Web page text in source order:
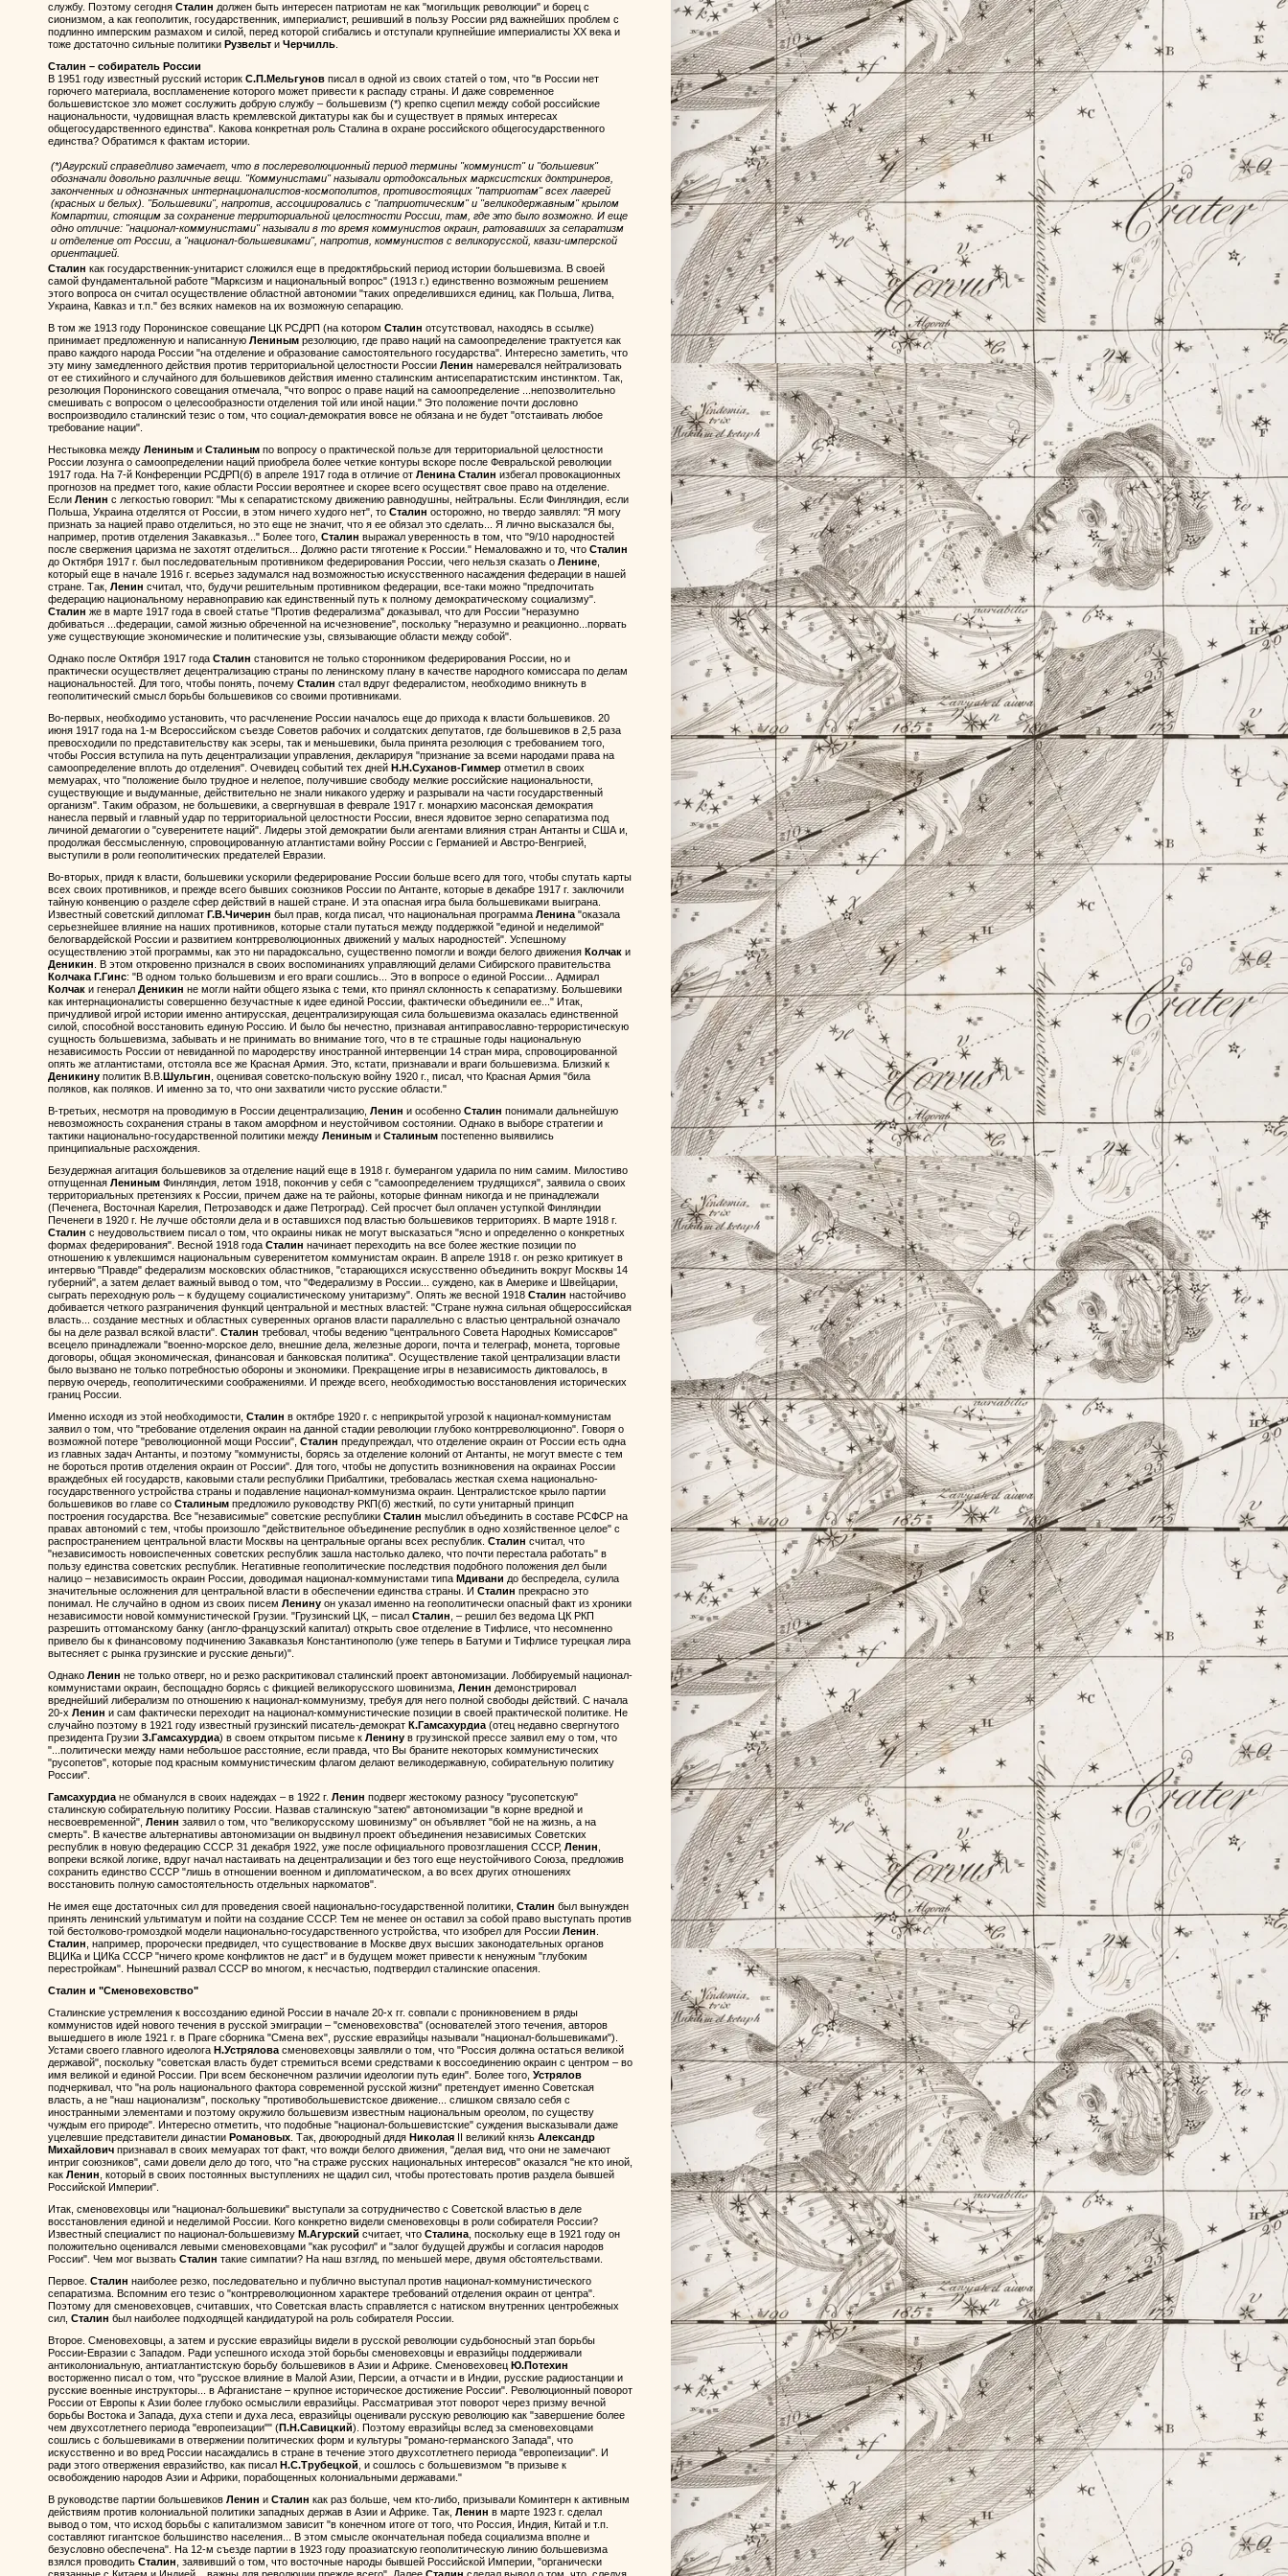
службу. Поэтому сегодня Сталин должен быть интересен патриотам не как "могильщик революции" и борец с
сионизмом, а как геополитик, государственник, империалист, решивший в пользу России ряд важнейших проблем с
подлинно имперским размахом и силой, перед которой сгибались и отступали крупнейшие империалисты ХХ века и
тоже достаточно сильные политики Рузвельт и Черчилль
Сталин – собиратель России
В 1951 году известный русский историк С.П.Мельгунов писал в одной из своих статей о том, что "в России нет
горючего материала, воспламенение которого может привести к распаду страны. И даже современное
большевистское зло может сослужить добрую службу – большевизм (*) крепко сцепил между собой российские
национальности, чудовищная власть кремлевской диктатуры как бы и существует в прямых интересах
общегосударственного единства". Какова конкретная роль Сталина в охране российского общегосударственного
единства? Обратимся к фактам истории.
(*)Агурский справедливо замечает, что в послереволюционный период термины "коммунист" и "большевик"
обозначали довольно различные вещи. "Коммунистами" называли ортодоксальных марксистских доктринеров,
законченных и однозначных интернационалистов-космополитов, противостоящих "патриотам" всех лагерей
(красных и белых). "Большевики", напротив, ассоциировались с "патриотическим" и "великодержавным" крылом
Компартии, стоящим за сохранение территориальной целостности России, там, где это было возможно. И еще
одно отличие: "национал-коммунистами" называли в то время коммунистов окраин, ратовавших за сепаратизм
и отделение от России, а "национал-большевиками", напротив, коммунистов с великорусской, квази-имперской
ориентацией.
Сталин как государственник-унитарист сложился еще в предоктябрьский период истории большевизма. В своей
самой фундаментальной работе "Марксизм и национальный вопрос" (1913 г.) единственно возможным решением
этого вопроса он считал осуществление областной автономии "таких определившихся единиц, как Польша, Литва,
Украина, Кавказ и т.п." без всяких намеков на их возможную сепарацию.
В том же 1913 году Поронинское совещание ЦК РСДРП (на котором Сталин отсутствовал, находясь в ссылке)
принимает предложенную и написанную Лениным резолюцию, где право наций на самоопределение трактуется как
право каждого народа России "на отделение и образование самостоятельного государства". Интересно заметить, что
эту мину замедленного действия против территориальной целостности России Ленин намеревался нейтрализовать
от ее стихийного и случайного для большевиков действия именно сталинским антисепаратистским инстинктом. Так,
резолюция Поронинского совещания отмечала, "что вопрос о праве наций на самоопределение ...непозволительно
смешивать с вопросом о целесообразности отделения той или иной нации." Это положение почти дословно
воспроизводило сталинский тезис о том, что социал-демократия вовсе не обязана и не будет "отстаивать любое
требование нации".
Нестыковка между Лениным и Сталиным по вопросу о практической пользе для территориальной целостности
России лозунга о самоопределении наций приобрела более четкие контуры вскоре после Февральской революции
1917 года. На 7-й Конференции РСДРП(б) в апреле 1917 года в отличие от Ленина Сталин избегал провокационных
прогнозов на предмет того, какие области России вероятнее и скорее всего осуществят свое право на отделение.
Если Ленин с легкостью говорил: "Мы к сепаратистскому движению равнодушны, нейтральны. Если Финляндия, если
Польша, Украина отделятся от России, в этом ничего худого нет", то Сталин осторожно, но твердо заявлял: "Я могу
признать за нацией право отделиться, но это еще не значит, что я ее обязал это сделать... Я лично высказался бы,
например, против отделения Закавказья..." Более того, Сталин выражал уверенность в том, что "9/10 народностей
после свержения царизма не захотят отделиться... Должно расти тяготение к России." Немаловажно и то, что Сталин
до Октября 1917 г. был последовательным противником федерирования России, чего нельзя сказать о Ленине
который еще в начале 1916 г. всерьез задумался над возможностью искусственного насаждения федерации в нашей
стране. Так, Ленин считал, что, будучи решительным противником федерации, все-таки можно "предпочитать
федерацию национальному неравноправию как единственный путь к полному демократическому социализму".
Сталин же в марте 1917 года в своей статье "Против федерализма" доказывал, что для России "неразумно
добиваться ...федерации, самой жизнью обреченной на исчезновение", поскольку "неразумно и реакционно...порвать
уже существующие экономические и политические узы, связывающие области между собой".
Однако после Октября 1917 года Сталин становится не только сторонником федерирования России, но и
практически осуществляет децентрализацию страны по ленинскому плану в качестве народного комиссара по делам
национальностей. Для того, чтобы понять, почему Сталин стал вдруг федералистом, необходимо вникнуть в
геополитический смысл борьбы большевиков со своими противниками.
Во-первых, необходимо установить, что расчленение России началось еще до прихода к власти большевиков. 20
июня 1917 года на 1-м Всероссийском съезде Советов рабочих и солдатских депутатов, где большевиков в 2,5 раза
превосходили по представительству как эсеры, так и меньшевики, была принята резолюция с требованием того,
чтобы Россия вступила на путь децентрализации управления, декларируя "признание за всеми народами права на
самоопределение вплоть до отделения". Очевидец событий тех дней Н.Н.Суханов-Гиммер отметил в своих
мемуарах, что "положение было трудное и нелепое, получившие свободу мелкие российские национальности,
существующие и выдуманные, действительно не знали никакого удержу и разрывали на части государственный
организм". Таким образом, не большевики, а свергнувшая в феврале 1917 г. монархию масонская демократия
нанесла первый и главный удар по территориальной целостности России, внеся ядовитое зерно сепаратизма под
личиной демагогии о "суверенитете наций". Лидеры этой демократии были агентами влияния стран Антанты и США и,
продолжая бессмысленную, спровоцированную атлантистами войну России с Германией и Австро-Венгрией,
выступили в роли геополитических предателей Евразии.
Во-вторых, придя к власти, большевики ускорили федерирование России больше всего для того, чтобы спутать карты
всех своих противников, и прежде всего бывших союзников России по Антанте, которые в декабре 1917 г. заключили
тайную конвенцию о разделе сфер действий в нашей стране. И эта опасная игра была большевиками выиграна.
Известный советский дипломат Г.В.Чичерин был прав, когда писал, что национальная программа Ленина "оказала
серьезнейшее влияние на наших противников, которые стали путаться между поддержкой "единой и неделимой"
белогвардейской России и развитием контрреволюционных движений у малых народностей". Успешному
осуществлению этой программы, как это ни парадоксально, существенно помогли и вожди белого движения Колчак и
Деникин . В этом откровенно признался в своих воспоминаниях управляющий делами Сибирского правительства
Колчака Г.Гинс: "В одном только большевизм и его враги сошлись... Это в вопросе о единой России... Адмирал
Колчак и генерал Деникин не могли найти общего языка с теми, кто принял склонность к сепаратизму. Большевики
как интернационалисты совершенно безучастные к идее единой России, фактически объединили ее..." Итак,
причудливой игрой истории именно антирусская, децентрализирующая сила большевизма оказалась единственной
силой, способной восстановить единую Россию. И было бы нечестно, признавая антиправославно-террористическую
сущность большевизма, забывать и не принимать во внимание того, что в те страшные годы национальную
независимость России от невиданной по мародерству иностранной интервенции 14 стран мира, спровоцированной
опять же атлантистами, отстояла все же Красная Армия. Это, кстати, признавали и враги большевизма. Близкий к
Деникину политик В.В. Шульгин , оценивая советско-польскую войну 1920 г., писал, что Красная Армия "била
поляков, как поляков. И именно за то, что они захватили чисто русские области."
В-третьих, несмотря на проводимую в России децентрализацию, Ленин и особенно Сталин понимали дальнейшую
невозможность сохранения страны в таком аморфном и неустойчивом состоянии. Однако в выборе стратегии и
тактики национально-государственной политики между Лениным и Сталиным постепенно выявились
принципиальные расхождения.
Безудержная агитация большевиков за отделение наций еще в 1918 г. бумерангом ударила по ним самим. Милостиво
отпущенная Лениным Финляндия, летом 1918, покончив у себя с "самоопределением трудящихся", заявила о своих
территориальных претензиях к России, причем даже на те районы, которые финнам никогда и не принадлежали
(Печенега, Восточная Карелия, Петрозаводск и даже Петроград). Сей просчет был оплачен уступкой Финляндии
Печенеги в 1920 г. Не лучше обстояли дела и в оставшихся под властью большевиков территориях. В марте 1918 г.
Сталин с неудовольствием писал о том, что окраины никак не могут высказаться "ясно и определенно о конкретных
формах федерирования". Весной 1918 года Сталин начинает переходить на все более жесткие позиции по
отношению к увлекшимся национальным суверенитетом коммунистам окраин. В апреле 1918 г. он резко критикует в
интервью "Правде" федерализм московских областников, "старающихся искусственно объединить вокруг Москвы 14
губерний", а затем делает важный вывод о том, что "Федерализму в России... суждено, как в Америке и Швейцарии,
сыграть переходную роль – к будущему социалистическому унитаризму". Опять же весной 1918 Сталин настойчиво
добивается четкого разграничения функций центральной и местных властей: "Стране нужна сильная общероссийская
власть... создание местных и областных суверенных органов власти параллельно с властью центральной означало
бы на деле развал всякой власти". Сталин требовал, чтобы ведению "центрального Совета Народных Комиссаров"
всецело принадлежали "военно-морское дело, внешние дела, железные дороги, почта и телеграф, монета, торговые
договоры, общая экономическая, финансовая и банковская политика". Осуществление такой централизации власти
было вызвано не только потребностью обороны и экономики. Прекращение игры в независимость диктовалось, в
первую очередь, геополитическими соображениями. И прежде всего, необходимостью восстановления исторических
границ России.
Именно исходя из этой необходимости, Сталин в октябре 1920 г. с неприкрытой угрозой к национал-коммунистам
заявил о том, что "требование отделения окраин на данной стадии революции глубоко контрреволюционно". Говоря о
возможной потере "революционной мощи России", Сталин предупреждал, что отделение окраин от России есть одна
из главных задач Антанты, и поэтому "коммунисты, борясь за отделение колоний от Антанты, не могут вместе с тем
не бороться против отделения окраин от России". Для того, чтобы не допустить возникновения на окраинах России
враждебных ей государств, каковыми стали республики Прибалтики, требовалась жесткая схема национально-
государственного устройства страны и подавление национал-коммунизма окраин. Централистское крыло партии
большевиков во главе со Сталиным предложило руководству РКП(б) жесткий, по сути унитарный принцип
построения государства. Все "независимые" советские республики Сталин мыслил объединить в составе РСФСР на
правах автономий с тем, чтобы произошло "действительное объединение республик в одно хозяйственное целое" с
распространением центральной власти Москвы на центральные органы всех республик. Сталин считал, что
"независимость новоиспеченных советских республик зашла настолько далеко, что почти перестала работать" в
пользу единства советских республик. Негативные геополитические последствия подобного положения дел были
налицо – независимость окраин России, доводимая национал-коммунистами типа Мдивани до беспредела, сулила
значительные осложнения для центральной власти в обеспечении единства страны. И Сталин прекрасно это
понимал. Не случайно в одном из своих писем Ленину он указал именно на геополитически опасный факт из хроники
независимости новой коммунистической Грузии. "Грузинский ЦК, – писал Сталин , – решил без ведома ЦК РКП
разрешить оттоманскому банку (англо-французский капитал) открыть свое отделение в Тифлисе, что несомненно
привело бы к финансовому подчинению Закавказья Константинополю (уже теперь в Батуми и Тифлисе турецкая лира
вытесняет с рынка грузинские и русские деньги)".
Однако Ленин не только отверг, но и резко раскритиковал сталинский проект автономизации. Лоббируемый национал-
коммунистами окраин, беспощадно борясь с фикцией великорусского шовинизма, Ленин демонстрировал
вреднейший либерализм по отношению к национал-коммунизму, требуя для него полной свободы действий. С начала
20-х Ленин и сам фактически переходит на национал-коммунистические позиции в своей практической политике. Не
случайно поэтому в 1921 году известный грузинский писатель-демократ К.Гамсахурдиа (отец недавно свергнутого
президента Грузии З.Гамсахурдиа) в своем открытом письме к Ленину в грузинской прессе заявил ему о том, что
"...политически между нами небольшое расстояние, если правда, что Вы браните некоторых коммунистических
"русопетов", которые под красным коммунистическим флагом делают великодержавную, собирательную политику
России".
Гамсахурдиа не обманулся в своих надеждах – в 1922 г. Ленин подверг жестокому разносу "русопетскую"
сталинскую собирательную политику России. Назвав сталинскую "затею" автономизации "в корне вредной и
несвоевременной", Ленин заявил о том, что "великорусскому шовинизму" он объявляет "бой не на жизнь, а на
смерть". В качестве альтернативы автономизации он выдвинул проект объединения независимых Советских
республик в новую федерацию СССР. 31 декабря 1922, уже после официального провозглашения СССР, Ленин
вопреки всякой логике, вдруг начал настаивать на децентрализации и без того еще неустойчивого Союза, предложив
сохранить единство СССР "лишь в отношении военном и дипломатическом, а во всех других отношениях
восстановить полную самостоятельность отдельных наркоматов".
Не имея еще достаточных сил для проведения своей национально-государственной политики, Сталин был вынужден
принять ленинский ультиматум и пойти на создание СССР. Тем не менее он оставил за собой право выступать против
той бестолково-громоздкой модели национально-государственного устройства, что изобрел для России Ленин
Сталин , например, пророчески предвидел, что существование в Москве двух высших законодательных органов
ВЦИКа и ЦИКа СССР "ничего кроме конфликтов не даст" и в будущем может привести к ненужным "глубоким
перестройкам". Нынешний развал СССР во многом, к несчастью, подтвердил сталинские опасения.
Сталин и "Сменовеховство"
Сталинские устремления к воссозданию единой России в начале 20-х гг. совпали с проникновением в ряды
коммунистов идей нового течения в русской эмиграции – "сменовеховства" (основателей этого течения, авторов
вышедшего в июле 1921 г. в Праге сборника "Смена вех", русские евразийцы называли "национал-большевиками").
Устами своего главного идеолога Н.Устрялова сменовеховцы заявляли о том, что "Россия должна остаться великой
державой", поскольку "советская власть будет стремиться всеми средствами к воссоединению окраин с центром – во
имя великой и единой России. При всем бесконечном различии идеологии путь един". Более того, Устрялов
подчеркивал, что "на роль национального фактора современной русской жизни" претендует именно Советская
власть, а не "наш национализм", поскольку "противобольшевистское движение... слишком связало себя с
иностранными элементами и поэтому окружило большевизм известным национальным ореолом, по существу
чуждым его природе". Интересно отметить, что подобные "национал-большевистские" суждения высказывали даже
уцелевшие представители династии Романовых . Так, двоюродный дядя Николая II великий князь Александр
Михайлович признавал в своих мемуарах тот факт, что вожди белого движения, "делая вид, что они не замечают
интриг союзников", сами довели дело до того, что "на страже русских национальных интересов" оказался "не кто иной,
как Ленин , который в своих постоянных выступлениях не щадил сил, чтобы протестовать против раздела бывшей
Российской Империи".
Итак, сменовеховцы или "национал-большевики" выступали за сотрудничество с Советской властью в деле
восстановления единой и неделимой России. Кого конкретно видели сменовеховцы в роли собирателя России?
Известный специалист по национал-большевизму М.Агурский считает, что Сталина , поскольку еще в 1921 году он
положительно оценивался левыми сменовеховцами "как русофил" и "залог будущей дружбы и согласия народов
России". Чем мог вызвать Сталин такие симпатии? На наш взгляд, по меньшей мере, двумя обстоятельствами.
Первое. Сталин наиболее резко, последовательно и публично выступал против национал-коммунистического
сепаратизма. Вспомним его тезис о "контрреволюционном характере требований отделения окраин от центра".
Поэтому для сменовеховцев, считавших, что Советская власть справляется с натиском внутренних центробежных
сил, Сталин был наиболее подходящей кандидатурой на роль собирателя России.
Второе. Сменовеховцы, а затем и русские евразийцы видели в русской революции судьбоносный этап борьбы
России-Евразии с Западом. Ради успешного исхода этой борьбы сменовеховцы и евразийцы поддерживали
антиколониальную, антиатлантистскую борьбу большевиков в Азии и Африке. Сменовеховец Ю.Потехин
восторженно писал о том, что "русское влияние в Малой Азии, Персии, а отчасти и в Индии, русские радиостанции и
русские военные инструкторы... в Афганистане – крупное историческое достижение России". Революционный поворот
России от Европы к Азии более глубоко осмыслили евразийцы. Рассматривая этот поворот через призму вечной
борьбы Востока и Запада, духа степи и духа леса, евразийцы оценивали русскую революцию как "завершение более
чем двухсотлетнего периода "европеизации"" (П.Н.Савицкий). Поэтому евразийцы вслед за сменовеховцами
сошлись с большевиками в отвержении политических форм и культуры "романо-германского Запада", что
искусственно и во вред России насаждались в стране в течение этого двухсотлетнего периода "европеизации". И
ради этого отвержения евразийство, как писал Н.С.Трубецкой , и сошлось с большевизмом "в призыве к
освобождению народов Азии и Африки, порабощенных колониальными державами."
В руководстве партии большевиков Ленин и Сталин как раз больше, чем кто-либо, призывали Коминтерн к активным
действиям против колониальной политики западных держав в Азии и Африке. Так, Ленин в марте 1923 г. сделал
вывод о том, что исход борьбы с капитализмом зависит "в конечном итоге от того, что Россия, Индия, Китай и т.п.
составляют гигантское большинство населения... В этом смысле окончательная победа социализма вполне и
безусловно обеспечена". На 12-м съезде партии в 1923 году проазиатскую геополитическую линию большевизма
взялся проводить Сталин , заявивший о том, что восточные народы бывшей Российской Империи, "органически